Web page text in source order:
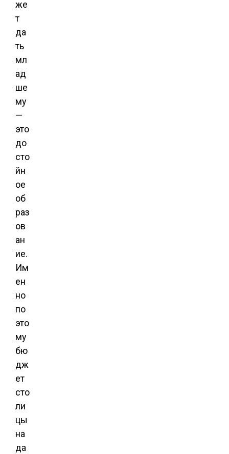
же
т
да
ть
мл
ад
ше
му
—
это
до
сто
йн
ое
об
раз
ов
ан
ие.
Им
ен
но
по
это
му
бю
дж
ет
сто
ли
цы
на
да